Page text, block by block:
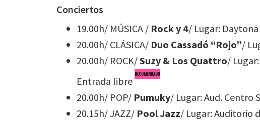
Conciertos
19.00h/ MÚSICA / Rock y 4/ Lugar:
20.00h/ CLÁSICA/ Duo Cassadó “Rojo”/
20.00h/ ROCK/Suzy & Los Quattro/
Entrada libre
20.00h/ POP/ Pumuky/ Lugar: Aud. Centro
20.15h/ JAZZ/ Pool Jazz/ Lugar: Auditorio